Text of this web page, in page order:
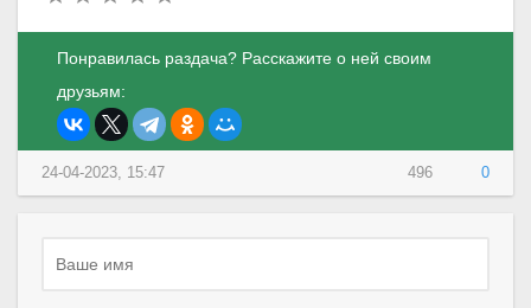
Понравилась раздача? Расскажите о ней своим
друзьям:
496 0
24-04-2023, 15:47